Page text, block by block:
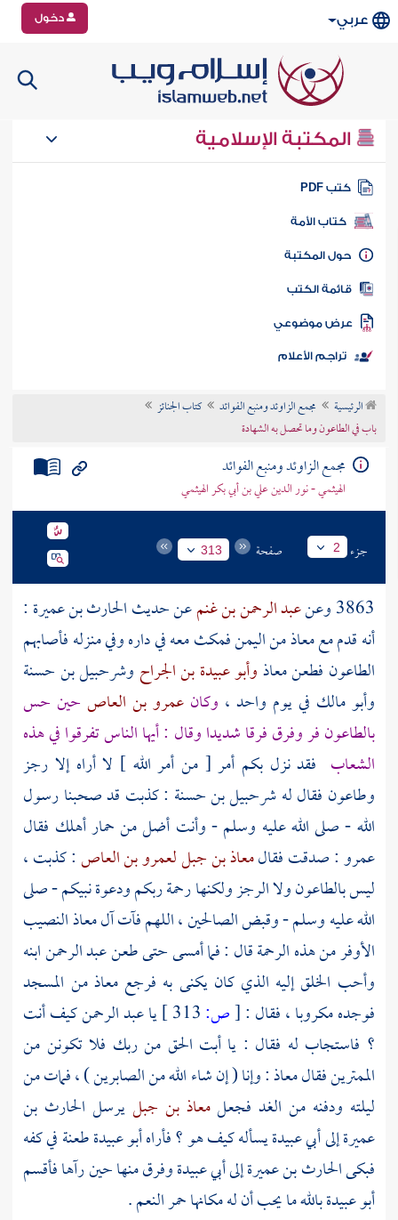
عربي دخول
المكتبة الإسلامية
كتب PDF
كتاب الأمة
المكتبة
الكتب
موضوعي
تراجم الأعلام
الرئيسية مجمع الزاوئد ومنبع الفوائد
كتاب الجنائز
باب في الطاعون وما تحصل به الشهادة
مجمع الزاوئد ومنبع الفوائد
الهيثمي - نور الدين علي بن أبي بكر الهيثمي
جزء 2 صفحة 313
3863 وعن عبد الرحمن بن غنمعن حديثالحارث بن عميرة :
أنه قدم معمعاذمناليمنفمكث معه في داره وفي منزله فأصابهم
الطاعون فطعنمعاذوأبو عبيدة بن الجراح وشرحبيل بن حسنة
وأبو مالك في يوم واحد ، وكان عمرو بن العاص حين حس
بالطاعون فر وفرق فرقا شديدا وقال : أيها الناس تفرقوا في هذه
الشعاب فقد نزل بكم أمر [ من أمر الله ] لا أراه إلا رجز
وطاعون فقال لهشرحبيل بن حسنة : كذبت قد صحبنا رسول
الله - صلى الله عليه وسلم - وأنت أضل من حمار أهلك فقال
عمرو: صدقت فقالمعاذ بن جبللعمرو بن العاص: كذبت ،
ليس بالطاعون ولا الرجز ولكنها رحمة ربكم ودعوة نبيكم - صلى
الله عليه وسلم - وقبض الصالحين ، اللهم فآتآلمعاذالنصيب
الأوفر من هذه الرحمة قال : فما أمسى حتى طعنعبد الرحمنابنه
وأحب الخلق إليه الذي كان يكنى به فرجعمعاذمن المسجد
فوجده مكروبا ، فقال :[ص: ياعبد الرحمنكيف أنت
؟ فاستجاب له فقال : يا أبت الحق من ربك فلا تكونن من
الممترين فقالمعاذ: وإنا ( إن شاء الله من الصابرين ) ، فمات من
ليلته ودفنه من الغد فجعلمعاذ بن جبليرسل الحارث بن
عميرةإلىأبي عبيدةيسأله كيف هو ؟ فأراهأبو عبيدةطعنة في كفه
فبكىالحارث بن عميرةإلىأبي عبيدةوفرق منها حين رآها فأقسم
أبو عبيدةبالله ما يحب أن له مكانها حمر النعم .